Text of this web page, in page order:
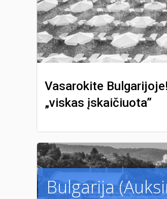
Vasarokite
„viskas įskaičiuota”
Bulgarija